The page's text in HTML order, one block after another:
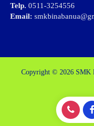
Telp. 0511-3254556
Email:
Copyright © 2026 SMK